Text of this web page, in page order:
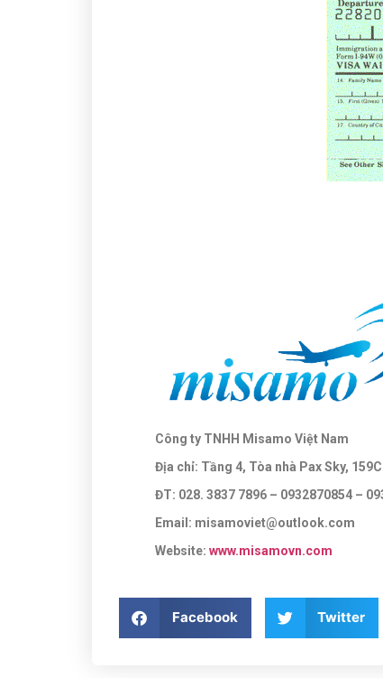
Công ty TNHH Misamo Việt Nam
Địa chỉ: Tầng 4, Tòa nhà Pax Sky,
ĐT: 028. 3837 7896 – 0932870854 –
Email: misamoviet@outlook.com
Website: www.misamovn.com
Facebook Twitter